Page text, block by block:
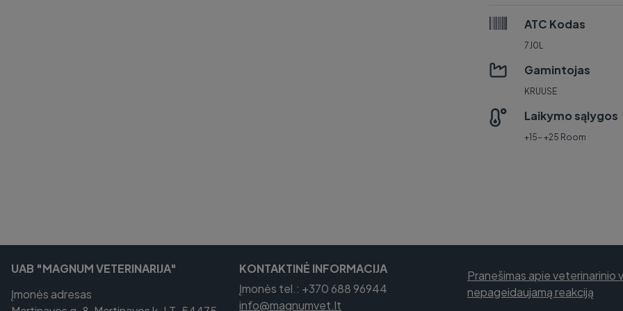
ATC Kodas
7J0L
Gamintojas
KRUUSE
Laikymo sąlygos
+15- +25 Room
UAB "MAGNUM VETERINARIJA"
Įmonės adresas
KONTAKTINĖ INFORMACIJA
Įmonės tel.: +370 688 96944
info@magnumvet.lt
Pranešimas apie veterinarinio
nepageidaujamą reakciją